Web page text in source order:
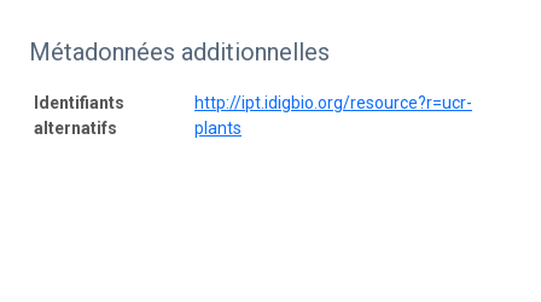
Métadonnées additionnelles
Identifiants
alternatifs
http://ipt.idigbio.org/resource?r=ucr-
plants